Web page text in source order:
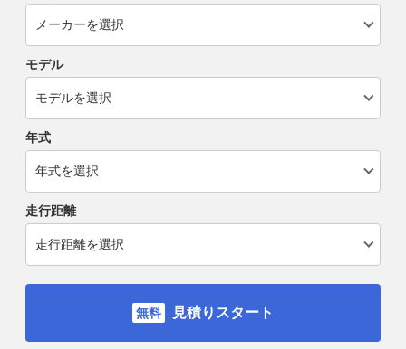
モデル
年式
走行距離
見積りスタート